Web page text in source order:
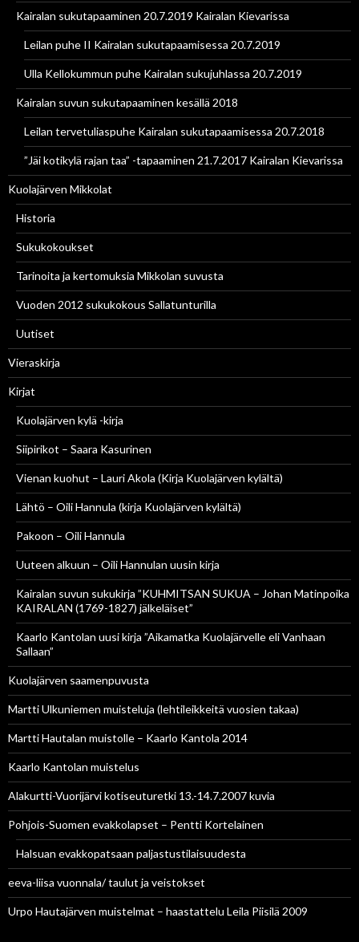
Kairalan sukutapaaminen 20.7.2019 Kairalan Kievarissa
Leilan puhe II Kairalan sukutapaamisessa 20.7.2019
Ulla Kellokummun puhe Kairalan sukujuhlassa 20.7.2019
Kairalan suvun sukutapaaminen kesällä 2018
Leilan tervetuliaspuhe Kairalan sukutapaamisessa 20.7.2018
”Jäi kotikylä rajan taa” -tapaaminen 21.7.2017 Kairalan Kievarissa
Kuolajärven Mikkolat
Historia
Sukukokoukset
Tarinoita ja kertomuksia Mikkolan suvusta
Vuoden 2012 sukukokous Sallatunturilla
Uutiset
Vieraskirja
Kirjat
Kuolajärven kylä -kirja
Siipirikot – Saara Kasurinen
Vienan kuohut – Lauri Akola (Kirja Kuolajärven kylältä)
Lähtö – Oili Hannula (kirja Kuolajärven kylältä)
Pakoon – Oili Hannula
Uuteen alkuun – Oili Hannulan uusin kirja
Kairalan suvun sukukirja ”KUHMITSAN SUKUA – Johan Matinpoika
KAIRALAN (1769-1827) jälkeläiset”
Kaarlo Kantolan uusi kirja ”Aikamatka Kuolajärvelle eli Vanhaan
Sallaan”
Kuolajärven saamenpuvusta
Martti Ulkuniemen muisteluja (lehtileikkeitä vuosien takaa)
Martti Hautalan muistolle – Kaarlo Kantola 2014
Kaarlo Kantolan muistelus
Alakurtti-Vuorijärvi kotiseuturetki 13.-14.7.2007 kuvia
Pohjois-Suomen evakkolapset – Pentti Kortelainen
Halsuan evakkopatsaan paljastustilaisuudesta
eeva-liisa vuonnala/ taulut ja veistokset
Urpo Hautajärven muistelmat – haastattelu Leila Piisilä 2009